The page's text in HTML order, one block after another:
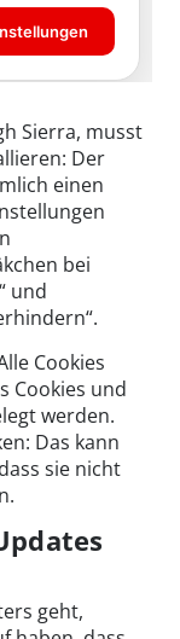
Sierra, musst
Der
einen
bei
und
Cookies
Cookies und
werden.
Das kann
sie nicht
geht,